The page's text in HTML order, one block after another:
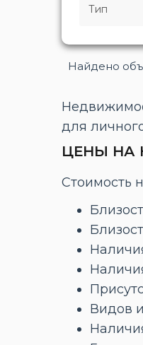
Тип
Найдено
для
ЦЕНЫ НА
Стоимость
Видов